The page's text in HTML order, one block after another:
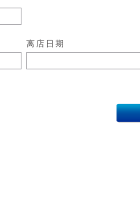
离店日期